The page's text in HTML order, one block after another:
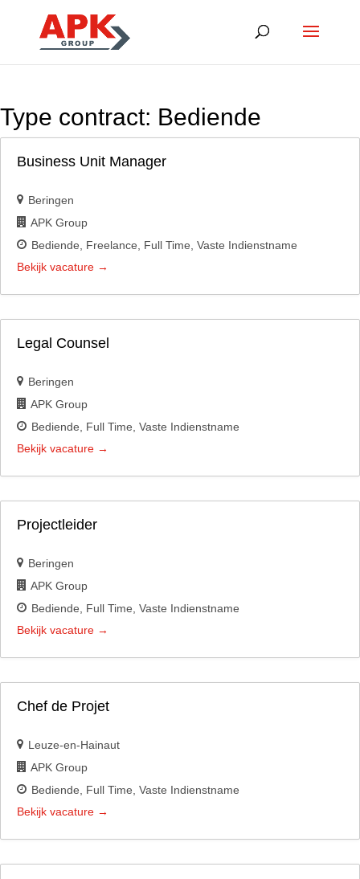
Type contract: Bediende
Business Unit Manager
Beringen
APK Group
Bediende
Freelance Full Time Vaste Indienstname
Bekijk vacature
Legal Counsel
Beringen
APK Group
Bediende
Full Time Vaste Indienstname
Bekijk vacature
Projectleider
Beringen
APK Group
Bediende
Full Time Vaste Indienstname
Bekijk vacature
Chef de Projet
Leuze-en-Hainaut
APK Group
Bediende
Full Time Vaste Indienstname
Bekijk vacature